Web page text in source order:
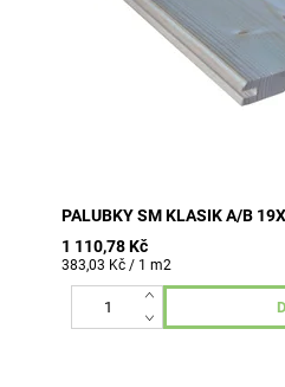
PALUBKY SM KLASIK A/B
1 110,78 Kč
383,03 Kč / 1 m2